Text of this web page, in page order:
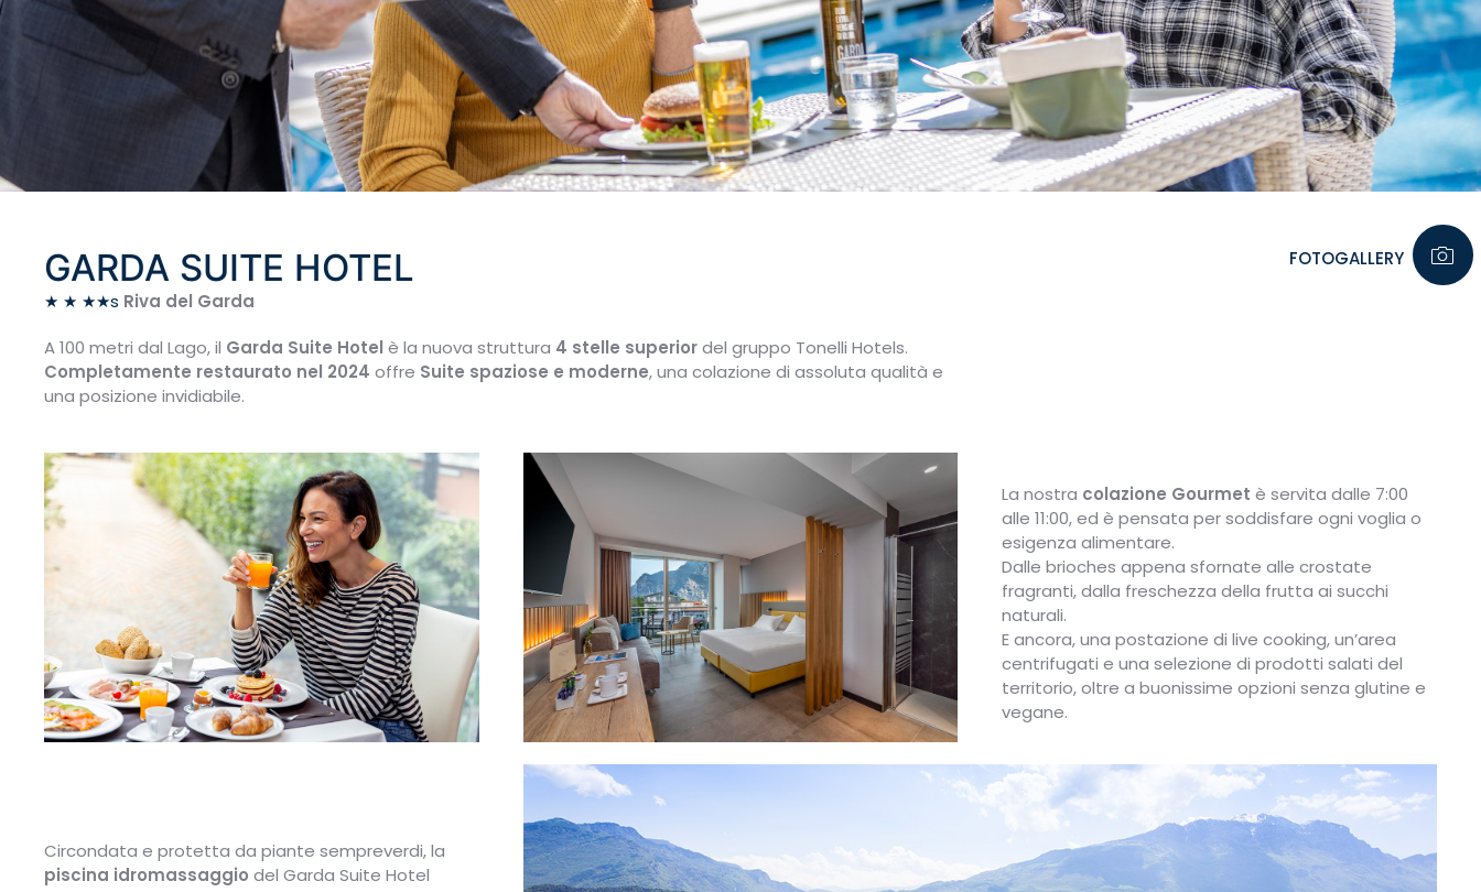
GARDA SUITE HOTEL
★ ★ ★★s Riva del Garda
A 100 metri dal Lago, il Garda Suite Hotel è la nuova struttura 4 stelle superiordel gruppo Tonelli Hotels.
Completamente restaurato nel 2024 offre Suite spaziose e moderne, una colazione di assoluta qualità e
una posizione invidiabile.
FOTOGALLERY
La nostra colazione Gourmet è servita dalle 7:00
alle 11:00,ed è pensata per soddisfare ogni voglia o
esigenza alimentare.
Dalle brioches appena sfornate alle crostate
fragranti, dalla freschezza della frutta ai succhi
naturali.
E ancora, una postazione di live cooking, un’area
centrifugati e una selezione di prodotti salati del
territorio, oltre a buonissime opzioni senza glutine e
vegane.
Circondata e protetta da piante sempreverdi, la
piscina idromassaggio del Garda Suite Hotel